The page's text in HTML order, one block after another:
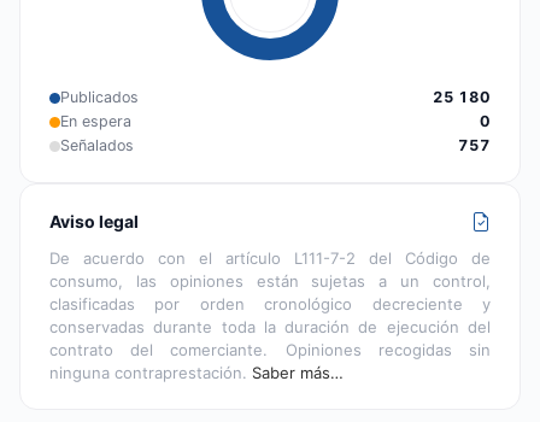
Publicados
25 180
En espera
0
Señalados
757
Aviso legal
De acuerdo con el artículo L111-7-2 del Código de
consumo, las opiniones están sujetas a un control,
clasificadas por orden cronológico decreciente y
conservadas durante toda la duración de ejecución del
contrato del comerciante. Opiniones recogidas sin
ninguna contraprestación. Saber más…